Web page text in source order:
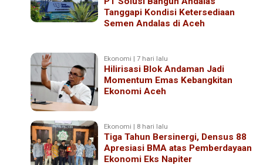
Tanggapi Kondisi Ketersediaan
Semen Andalas di Aceh
Ekonomi | 7 hari lalu
Hilirisasi Blok Andaman Jadi
Momentum Emas Kebangkitan
Ekonomi Aceh
Ekonomi | 8 hari lalu
Tiga Tahun Bersinergi, Densus 88
Apresiasi BMA atas Pemberdayaan
Ekonomi Eks Napiter